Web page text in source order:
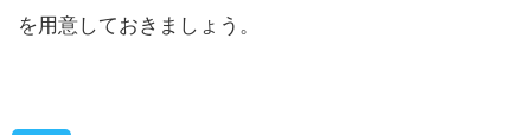
を用意しておきましょう。